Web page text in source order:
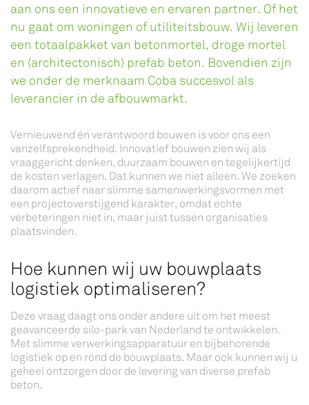
aan ons een innovatieve en ervaren partner. Of het
nu gaat om woningen of utiliteitsbouw. Wij leveren
een totaalpakket van betonmortel, droge mortel
en (architectonisch) prefab beton. Bovendien zijn
we onder de merknaam Coba succesvol als
leverancier in de afbouwmarkt.
Vernieuwend én verantwoord bouwen is voor ons een
vanzelfsprekendheid. Innovatief bouwen zien wij als
vraaggericht denken, duurzaam bouwen en tegelijkertijd
de kosten verlagen. Dat kunnen we niet alleen. We zoeken
daarom actief naar slimme samenwerkingsvormen met
een projectoverstijgend karakter, omdat echte
verbeteringen niet in, maar juist tussen organisaties
plaatsvinden.
Hoe kunnen wij uw bouwplaats
logistiek optimaliseren?
Deze vraag daagt ons onder andere uit om het meest
geavanceerde silo-park van Nederland te ontwikkelen.
Met slimme verwerkingsapparatuur en bijbehorende
logistiek op en rond de bouwplaats. Maar ook kunnen wij u
geheel ontzorgen door de levering van diverse prefab
beton.